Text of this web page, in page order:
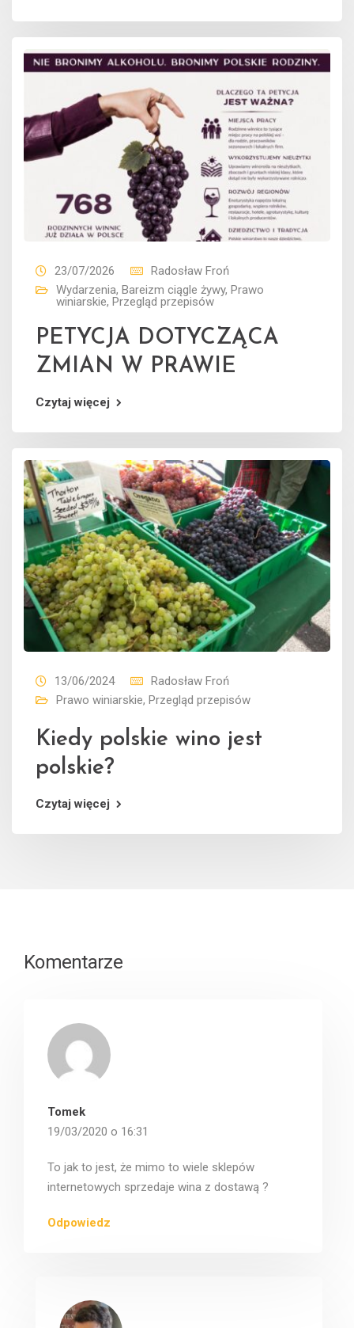
23/07/2026
Radosław Froń
Wydarzenia, Bareizm ciągle żywy, Prawo
winiarskie, Przegląd przepisów
PETYCJA DOTYCZĄCA
ZMIAN W PRAWIE
Czytaj więcej
13/06/2024
Radosław Froń
Prawo winiarskie, Przegląd przepisów
Kiedy polskie wino jest
polskie?
Czytaj więcej
Komentarze
Tomek
19/03/2020 o 16:31
To jak to jest, że mimo to wiele sklepów
internetowych sprzedaje wina z dostawą ?
Odpowiedz